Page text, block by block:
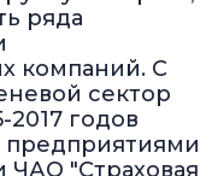
ряда
компаний. С
сектор
годов
ЧАО "Страховая